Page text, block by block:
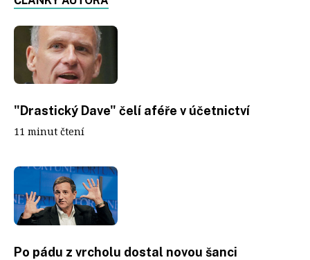
"Drastický Dave" čelí aféře v účetnictví
11 minut čtení
Po pádu z vrcholu dostal novou šanci